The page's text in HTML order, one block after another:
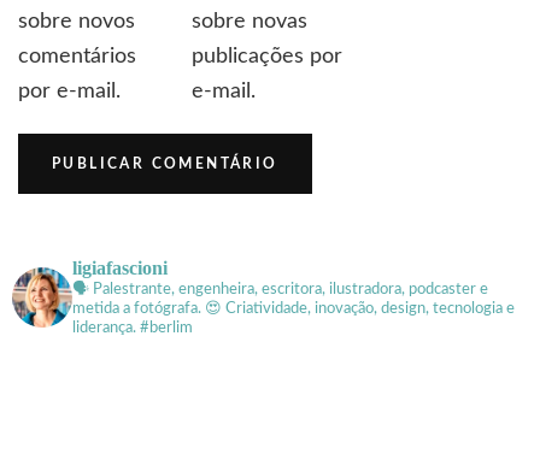
sobre novos
comentários
por e-mail.
sobre novas
publicações por
e-mail.
ligiafascioni
🗣 Palestrante, engenheira, escritora, ilustradora, podcaster e
metida a fotógrafa. 😍 Criatividade, inovação, design, tecnologia e
liderança. #berlim